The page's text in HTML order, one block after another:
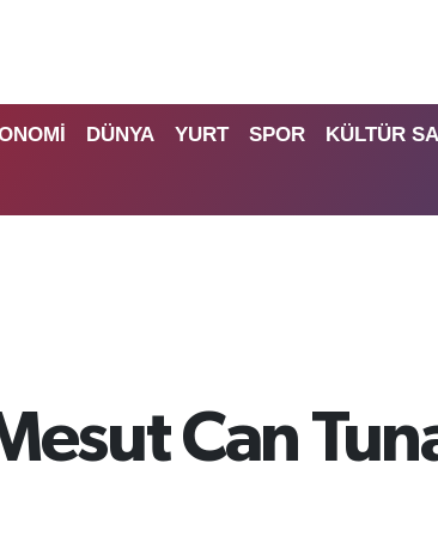
DÜNYA YURT SPOR KÜLTÜR
Can